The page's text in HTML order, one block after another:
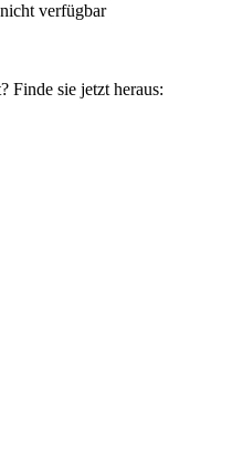
verfügbar
Finde sie jetzt heraus: